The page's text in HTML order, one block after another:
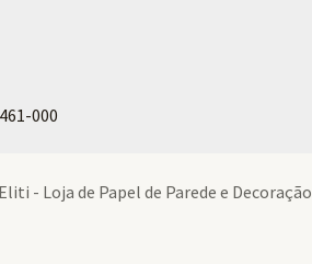
000
- Loja de Papel de Parede e Decoração